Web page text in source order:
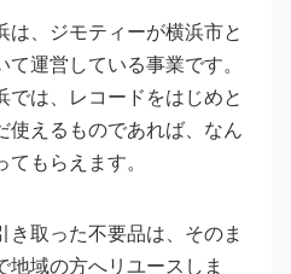
は、ジモティーが横浜市と
運営している事業です。
では、レコードをはじめと
使えるものであれば、なん
もらえます。
き取った不要品は、そのま
地域の方へリユースしま